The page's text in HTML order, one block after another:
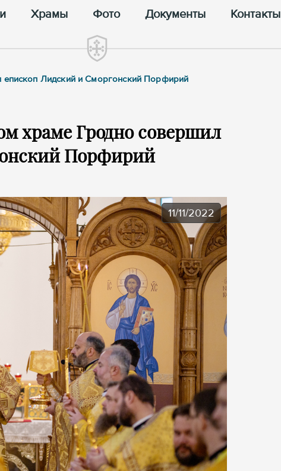
Храмы Фото Документы Контакты
Лидский и Сморгонский Порфирий
храме Гродно совершил
Порфирий
11/11/2022